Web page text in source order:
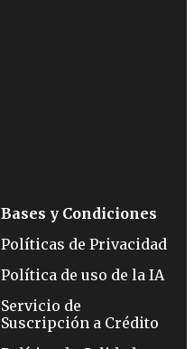
Bases y Condiciones
Políticas de Privacidad
Política de uso de la IA
Servicio de
Suscripción a Crédito